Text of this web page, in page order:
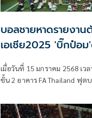
บอลชายหาดรายงา
เอเชีย2025 'บิ๊กป๋อม
ครั้งแรก
เมื่อวันที่ 15 มกราคม 2568 เ
ชั้น 2 อาคาร FA Thailand ฟุ
ฟุตบอลชายหาดชิงแชมป์เอเชี
Soccer Asian Cup Thailand